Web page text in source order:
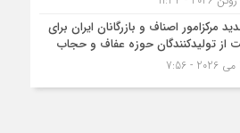
مرکزامور اصناف و بازرگانان ایران برای
از تولیدکنندگان حوزه عفاف و حجاب